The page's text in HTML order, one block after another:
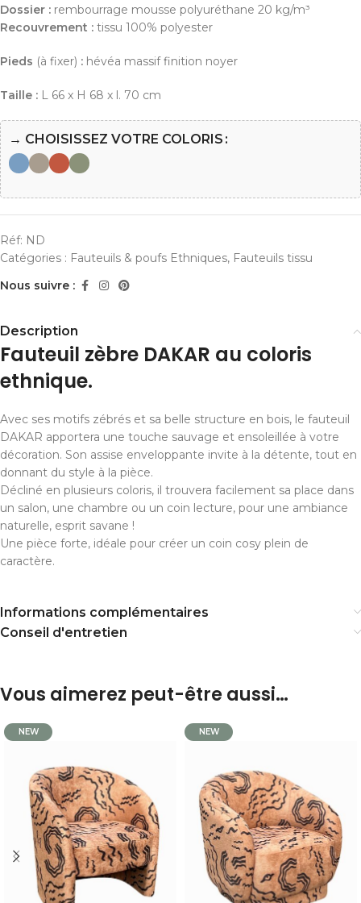
Dossier : rembourrage mousse polyuréthane 20 kg/m³
Recouvrement : tissu 100% polyester
Pieds (à fixer) : hévéa massif finition noyer
Taille : L 66 x H 68 x l. 70 cm
→ CHOISISSEZ VOTRE COLORIS
Réf: ND
Catégories : Fauteuils & poufs Ethniques, Fauteuils tissu
Nous suivre :
Description
Fauteuil zèbre DAKAR au coloris
ethnique.
Avec ses motifs zébrés et sa belle structure en bois, le fauteuil
DAKAR apportera une touche sauvage et ensoleillée à votre
décoration. Son assise enveloppante invite à la détente, tout en
donnant du style à la pièce.
Décliné en plusieurs coloris, il trouvera facilement sa place dans
un salon, une chambre ou un coin lecture, pour une ambiance
naturelle, esprit savane !
Une pièce forte, idéale pour créer un coin cosy plein de
caractère.
Informations complémentaires
Conseil d'entretien
Vous aimerez peut-être aussi…
NEW NEW